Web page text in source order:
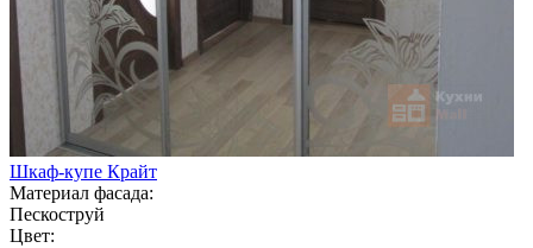
Шкаф-купе Крайт
Материал фасада:
Пескоструй
Цвет: